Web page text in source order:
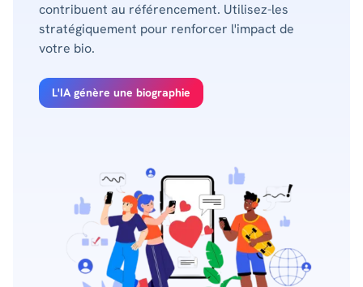
contribuent au référencement. Utilisez-les
stratégiquement pour renforcer l'impact de
votre bio.
L'IA génère une biographie